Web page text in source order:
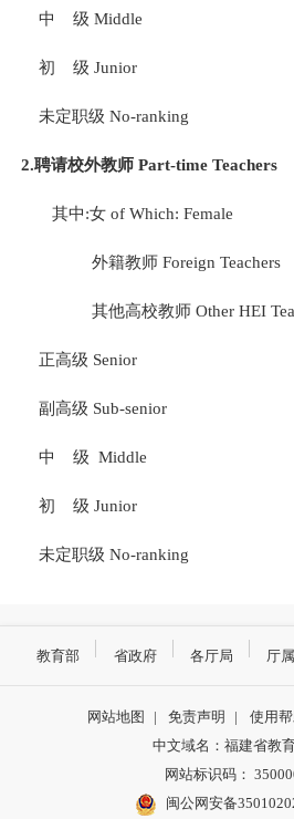
中 级 Middle
初 级 Junior
未定职级 No-ranking
2.聘请校外教师 Part-time Teachers
其中:女 of Which: Female
外籍教师 Foreign Teachers
其他高校教师 Other HEI
正高级 Senior
副高级 Sub-senior
中 级 Middle
初 级 Junior
未定职级 No-ranking
教育部 省政府 各厅局 厅
网站地图 | 免责声明 | 使用
中文域名：福建省教
网站标识码：
闽公网安备